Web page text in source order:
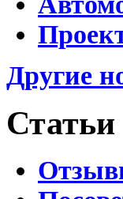
Другие
Статьи